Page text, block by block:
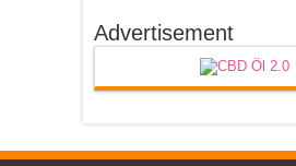
Advertisement